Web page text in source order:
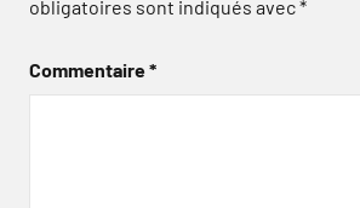
obligatoires sont indiqués avec*
Commentaire*